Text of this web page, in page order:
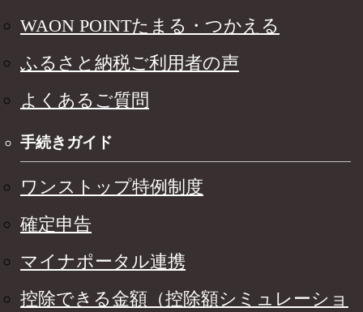
WAON POINTたまる・つかえる
ふるさと納税ご利用者の声
よくあるご質問
手続きガイド
ワンストップ特例制度
確定申告
マイナポータル連携
控除できる金額（控除額シミュレーショ